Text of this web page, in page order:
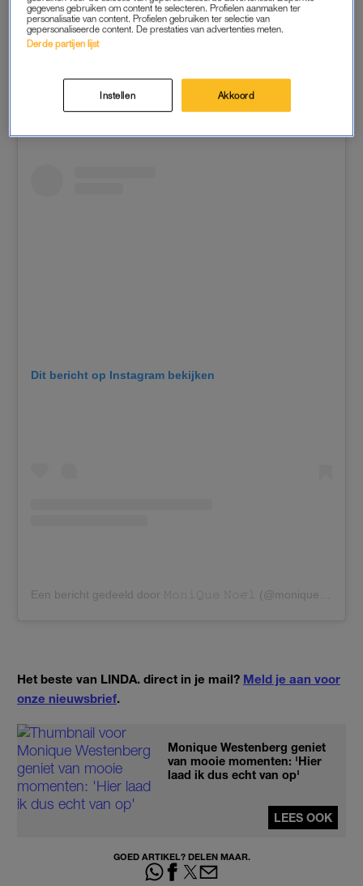
vriendinNoa Braaf,met wie hij ook al twee keer op vakantie is
geweest. Noa is geen onbekende van de volkszanger. Haar
vader, Denny Braaf, deed ooit mee aan
Dit bericht op Instagram bekijken
Een bericht gedeeld door 𝙼𝚘𝚗𝚒𝚀𝚞𝚎 𝙽𝚘𝚎̈𝚕 (@moniquenoell)
Het beste van LINDA. direct in je mail? Meld je aan voor
onze nieuwsbrief.
Monique Westenberg geniet
van mooie momenten: 'Hier
laad ik dus echt van op'
LEES OOK
GOED ARTIKEL? DELEN MAAR.
gegevens gebruiken om content te selecteren. Profielen aanmaken ter
personalisatie van content. Profielen gebruiken ter selectie van
gepersonaliseerde content. De prestaties van advertenties meten.
Derde partijen lijst
Instellen Akkoord